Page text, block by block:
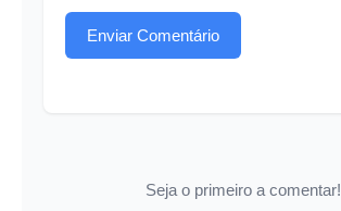
Enviar Comentário
Seja o primeiro a comentar!